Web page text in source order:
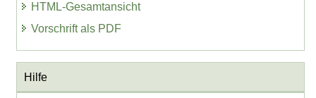
HTML-Gesamtansicht
Vorschrift als PDF
Hilfe